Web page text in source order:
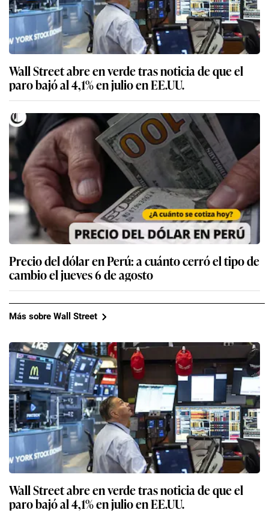
Wall Street abre en verde tras noticia de que el
paro bajó al 4,1% en julio en EE.UU.
Precio del dólar en Perú: a cuánto cerró el tipo de
cambio el jueves 6 de agosto
Más sobre Wall Street
Wall Street abre en verde tras noticia de que el
paro bajó al 4,1% en julio en EE.UU.